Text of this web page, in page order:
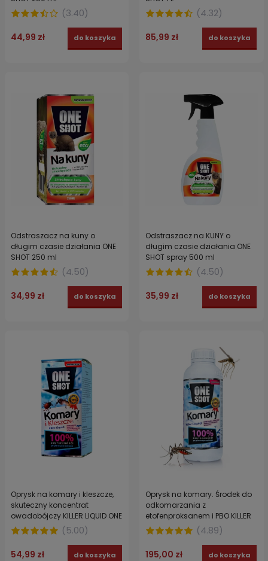
(3.40)
44,99 zł do koszyka
(4.32)
85,99 zł do koszyka
Odstraszacz na kuny o
długim czasie działania ONE
SHOT 250 ml
(4.50)
34,99 zł do koszyka
Odstraszacz na KUNY o
długim czasie działania ONE
SHOT spray 500 ml
(4.50)
35,99 zł do koszyka
Oprysk na komary i kleszcze,
skuteczny koncentrat
owadobójczy KILLER LIQUID ONE
SHOT 250 ml
(5.00)
54,99 zł do koszyka
Oprysk na komary. Środek do
odkomarzania z
etofenproksanem i PBO KILLER
LIQUID ONE SHOT 1l
(4.89)
195,00 zł do koszyka